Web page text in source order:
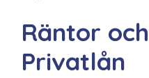
Räntor
Privatlån